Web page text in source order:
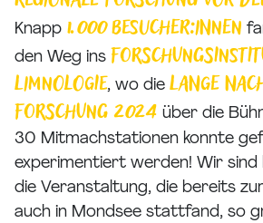
Knapp 1.000 Besucher:innen
den Weg ins
Limnologie, wo die Lange
Forschung 2024 über die
30 Mitmachstationen konnte
experimentiert werden! Wir
die Veranstaltung, die bereits
auch in Mondsee stattfand, so